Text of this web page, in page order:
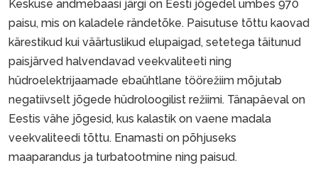
Keskuse andmebaasi järgi on Eesti jõgedel umbes 970
paisu, mis on kaladele rändetõke. Paisutuse tõttu kaovad
kärestikud kui väärtuslikud elupaigad, setetega täitunud
paisjärved halvendavad veekvaliteeti ning
hüdroelektrijaamade ebaühtlane töörežiim mõjutab
negatiivselt jõgede hüdroloogilist režiimi. Tänapäeval on
Eestis vähe jõgesid, kus kalastik on vaene madala
veekvaliteedi tõttu. Enamasti on põhjuseks
maaparandus ja turbatootmine ning paisud.